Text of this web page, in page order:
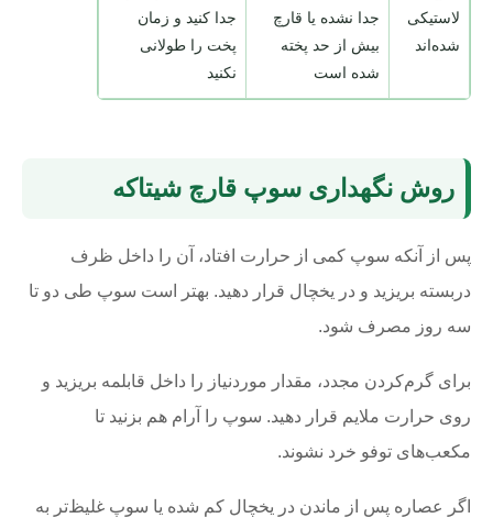
لاستیکی
شده‌اند
جدا نشده یا قارچ
بیش از حد پخته
شده است
جدا کنید و زمان
پخت را طولانی
نکنید
روش نگهداری سوپ قارچ شیتاکه
پس از آنکه سوپ کمی از حرارت افتاد، آن را داخل ظرف
دربسته بریزید و در یخچال قرار دهید. بهتر است سوپ طی دو تا
سه روز مصرف شود.
برای گرم‌کردن مجدد، مقدار موردنیاز را داخل قابلمه بریزید و
روی حرارت ملایم قرار دهید. سوپ را آرام هم بزنید تا
مکعب‌های توفو خرد نشوند.
اگر عصاره پس از ماندن در یخچال کم شده یا سوپ غلیظ‌تر به